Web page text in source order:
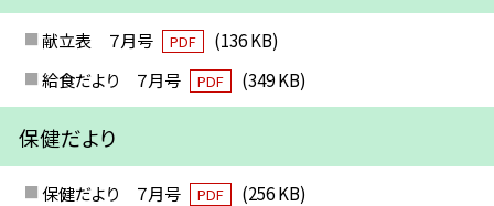
献立表 ７月号 PDF
(136 KB)
給食だより ７月号
PDF (349 KB)
保健だより
保健だより ７月号 PDF (256 KB)